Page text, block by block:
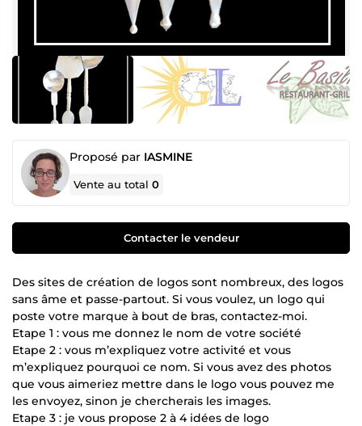
Proposé par IASMINE
Vente au total0
Contacter le vendeur
Des sites de création de logos sont nombreux, des logos
sans âme et passe-partout. Si vous voulez, un logo qui
poste votre marque à bout de bras, contactez-moi.
Etape 1 : vous me donnez le nom de votre société
Etape 2 : vous m’expliquez votre activité et vous
m’expliquez pourquoi ce nom. Si vous avez des photos
que vous aimeriez mettre dans le logo vous pouvez me
les envoyez, sinon je chercherais les images.
Etape 3 : je vous propose 2 à 4 idées de logo